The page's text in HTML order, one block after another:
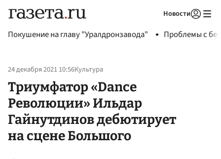
Новости
Покушение на главу "Уралдронзавода" Проблемы с
24 декабря 2021 10:56Культура
Триумфатор «Dance
Революции» Ильдар
Гайнутдинов дебютирует
на сцене Большого